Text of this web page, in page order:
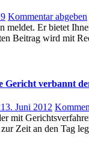
machen?
Kommentar abgeben
meldet. Er bietet
Beitrag wird mit
Gericht verbannt
13. Juni 2012
mit
Zeit an den Tag